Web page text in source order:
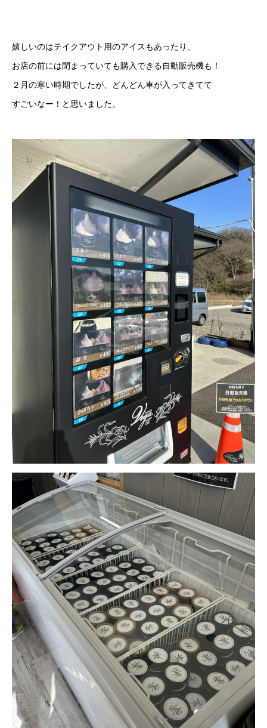
嬉しいのはテイクアウト用のアイスもあったり、
お店の前には閉まっていても購入できる自動販売機も！
２月の寒い時期でしたが、どんどん車が入ってきてて
すごいなー！と思いました。